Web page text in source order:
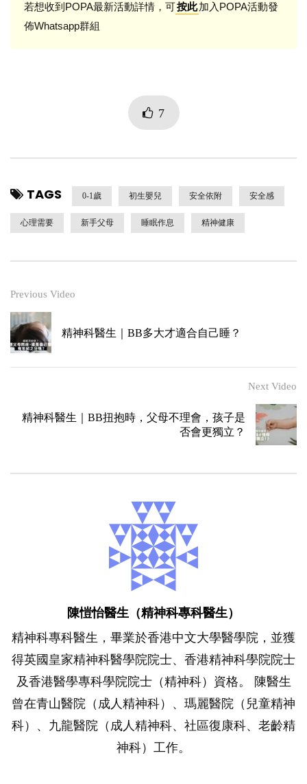
若想收到POPA最新活動詳情，可按此加入POPA活動發
佈Whatsapp群組
7
TAGS 0-1歲 初生嬰兒 安全依附 安全感
心理需要 新手父母 睡眠作息 精神健康
Previous Video
精神科醫生｜BB多大才適合自己睡？
Next Video
精神科醫生｜BB扭抱時，父母不理會，孩子是
否會更獨立？
陳愷怡醫生（精神科專科醫生）
精神科專科醫生，畢業於香港中文大學醫學院，並獲
得英國皇家精神科醫學院院士、香港精神科學院院士
及香港醫學專科學院院士（精神科）資格。 陳醫生
曾在青山醫院（成人精神科）、瑪麗醫院（兒童精神
科）、九龍醫院（成人精神科、社區復康科、老齡精
神科）工作。